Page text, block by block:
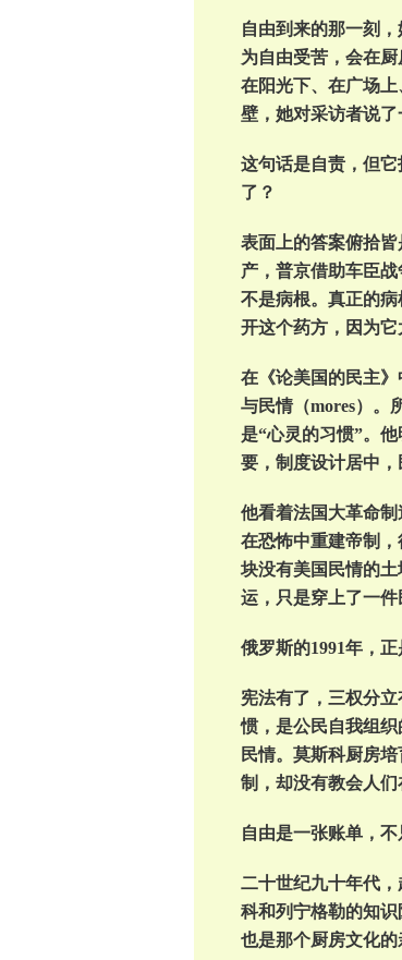
自由到来的那一刻
为自由受苦，会在
在阳光下、在广场
壁，她对采访者说了
这句话是自责，但
了？
表面上的答案俯拾
产，普京借助车臣
不是病根。真正的
开这个药方，因为它
在《论美国的民主》
与民情（mores）。
是“心灵的习惯”。
要，制度设计居中，
他看着法国大革命制
在恐怖中重建帝制
块没有美国民情的
运，只是穿上了一件
俄罗斯的1991年，正
宪法有了，三权分
惯，是公民自我组
民情。莫斯科厨房
制，却没有教会人们
自由是一张账单，不
二十世纪九十年代
科和列宁格勒的知
也是那个厨房文化的